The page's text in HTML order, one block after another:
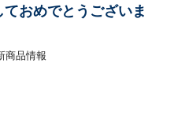
おめでとうございま
商品情報